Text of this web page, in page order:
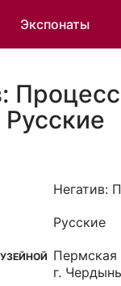
Экспонаты
Негатив:
Русские
Пермская
г. Чердынь